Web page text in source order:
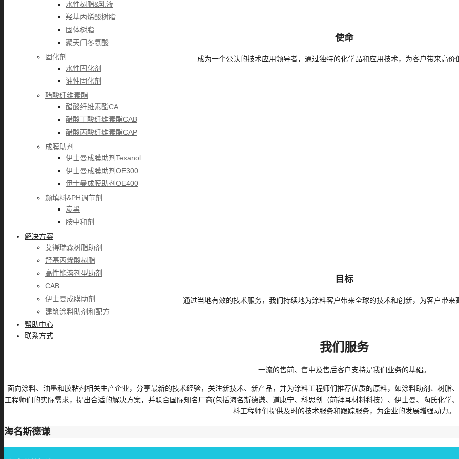
水性树脂&乳液
羟基丙烯酸树脂
固体树脂
聚天门冬氨酸
固化剂
水性固化剂
油性固化剂
醋酸纤维素酯
醋酸纤维素酯CA
醋酸丁酸纤维素酯CAB
醋酸丙酸纤维素酯CAP
成膜助剂
伊士曼成膜助剂Texanol
伊士曼成膜助剂OE300
伊士曼成膜助剂OE400
颜填料&PH调节剂
炭黑
胺中和剂
解决方案
艾得瑞森树脂助剂
羟基丙烯酸树脂
高性能溶剂型助剂
CAB
伊士曼成膜助剂
建筑涂料助剂和配方
帮助中心
联系方式
使命
成为一个公认的技术应用领导者，通过独特的化学品和应用技术，为客户带来高价
目标
通过当地有效的技术服务，我们持续地为涂料客户带来全球的技术和创新，为客户带来
我们服务
一流的售前、售中及售后客户支持是我们业务的基础。
面向涂料、油墨和胶粘剂相关生产企业，分享最新的技术经验，关注新技术、新产品，并为涂料工程师们推荐优质的原料，如涂料助剂、树脂
工程师们的实际需求，提出合适的解决方案，并联合国际知名厂商(包括海名斯德谦、道康宁、科思创（前拜耳材料科技）、伊士曼、陶氏化学
料工程师们提供及时的技术服务和跟踪服务，为企业的发展增强动力。
海名斯德谦